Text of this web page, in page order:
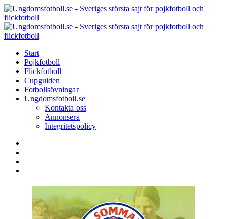
Menu
Search
Menu
Start
Pojkfotboll
Flickfotboll
Cupguiden
Fotbollsövningar
Ungdomsfotboll.se
Kontakta oss
Annonsera
Integritetspolicy